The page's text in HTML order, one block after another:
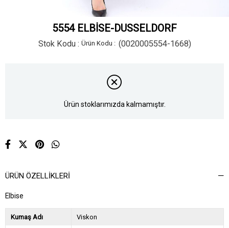
5554 ELBİSE-DUSSELDORF
Stok Kodu (0020005554-1668)
Ürün stoklarımızda kalmamıştır.
ÜRÜN ÖZELLIKLERI
Elbise
Kumaş Adı Viskon